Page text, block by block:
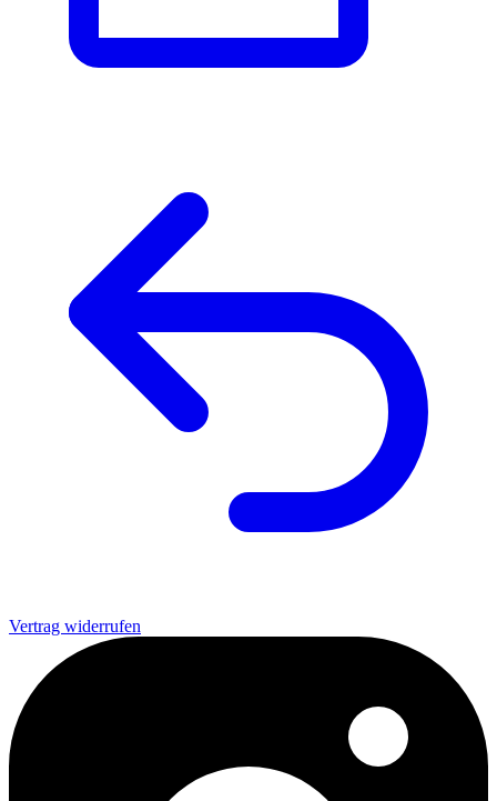
Vertrag widerrufen